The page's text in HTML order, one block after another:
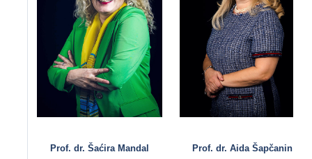
Prof. dr. Šaćira Mandal Prof. dr. Aida Šapčanin